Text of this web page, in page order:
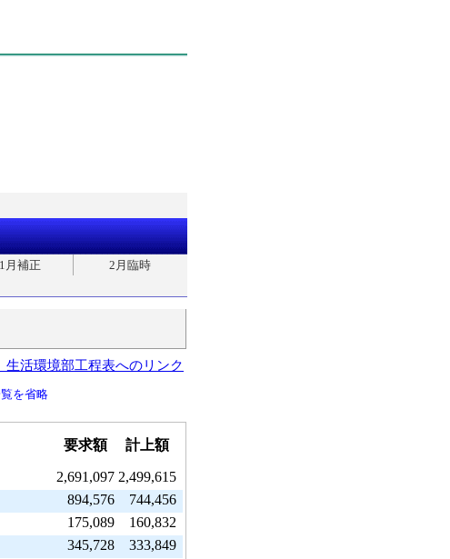
月補正
2月臨時
活環境部工程表へのリンク
を省略
要求額 計上額
2,691,097 2,499,615
894,576
744,456
175,089
160,832
345,728
333,849